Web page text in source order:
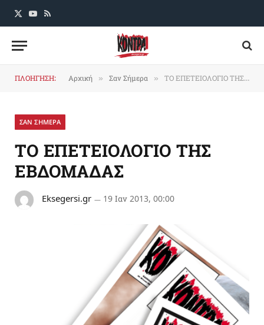
X
YouTube
RSS
ΠΛΟΗΓΗΣΗ: Αρχική » Σαν Σήμερα » ΤΟ ΕΠΕΤΕΙΟΛΟΓΙΟ ΤΗΣ ΕΒΔΟΜΑΔΑΣ
ΣΑΝ ΣΗΜΕΡΑ
ΤΟ ΕΠΕΤΕΙΟΛΟΓΙΟ ΤΗΣ
ΕΒΔΟΜΑΔΑΣ
Eksegersi.gr 19 Ιαν 2013, 00:00